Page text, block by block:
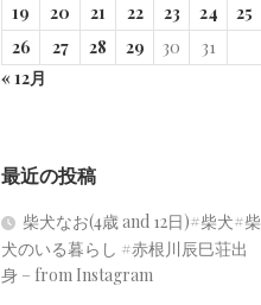
19
20 21 22 23 24
25
26
27 28 29 30
31
« 12月
最近の投稿
柴犬なお(4歳 and 12日)#柴犬#柴
犬のいる暮らし #赤根川辰巳荘出
身 – from Instagram